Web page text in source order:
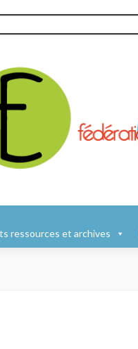
ressources et archives